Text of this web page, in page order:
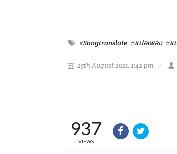
#Songtranslate #แปลเพลง #แ
25th August 2021, 1:42 pm
937
VIEWS